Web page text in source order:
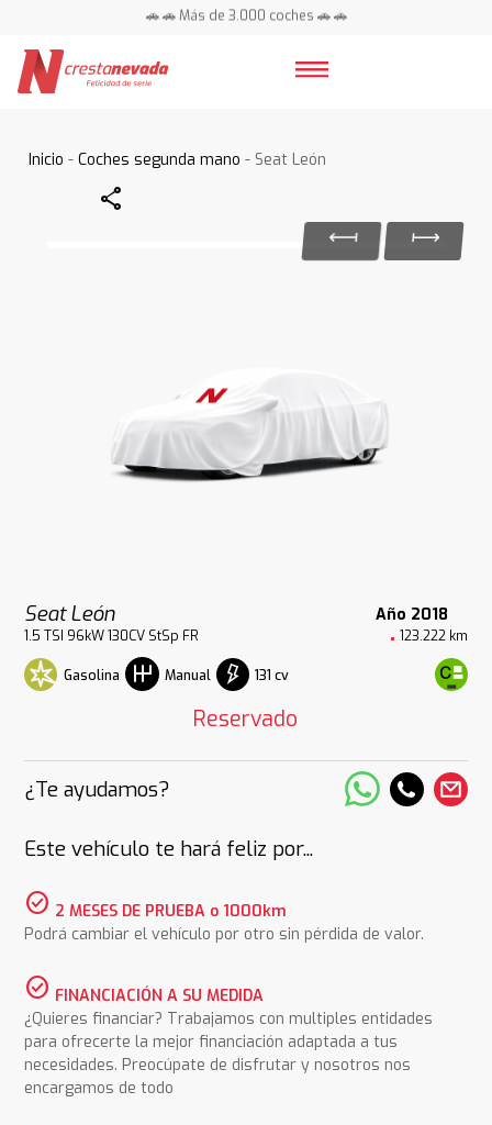
🚗 🚗 Más de 3.000 coches 🚗 🚗
Inicio -Coches segunda mano - Seat León
Share
Seat León Año 2018
1.5 TSI 96kW 130CV StSp FR 123.222 km
Gasolina Manual 131 cv
Reservado
¿Te ayudamos?
Este vehículo te hará feliz por...
check_circle 2 MESES DE PRUEBA o 1000km
Podrá cambiar el vehículo por otro sin pérdida de valor.
check_circle FINANCIACIÓN A SU MEDIDA
¿Quieres financiar? Trabajamos con multiples entidades
para ofrecerte la mejor financiación adaptada a tus
necesidades. Preocúpate de disfrutar y nosotros nos
encargamos de todo